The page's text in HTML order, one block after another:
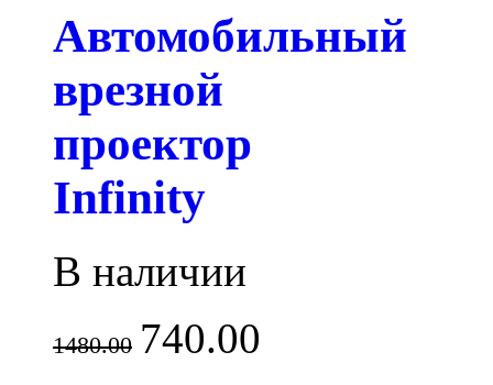
Автомобильный
врезной
проектор
Infinity
В наличии
1480.00 740.00